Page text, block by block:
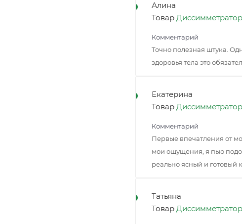
Алина
Товар
Комментарий
Точно полезная штука.
здоровья тела это
Екатерина
Товар
Комментарий
Первые впечатления от
мои ощущения, я пью
реально ясный и готовый
Татьяна
Товар